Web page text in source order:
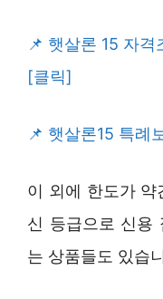
햇살론 15 자격
[클릭]
햇살론15 특례
이 외에 한도가
신 등급으로 신용
는 상품들도 있습